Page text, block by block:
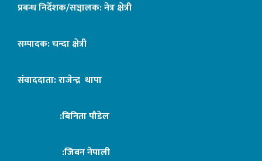
प्रबन्ध निर्देशक/सञ्चालक: नेत्र क्षेत्री
सम्पादक: चन्दा क्षेत्री
संवाददाता: राजेन्द्र थापा
:बिनिता पौडेल
:जिबन नेपाली